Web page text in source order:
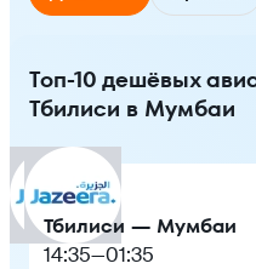
Топ-10 дешёвых
Тбилиси в Мумбаи
Тбилиси — Мумбаи
14:35—01:35